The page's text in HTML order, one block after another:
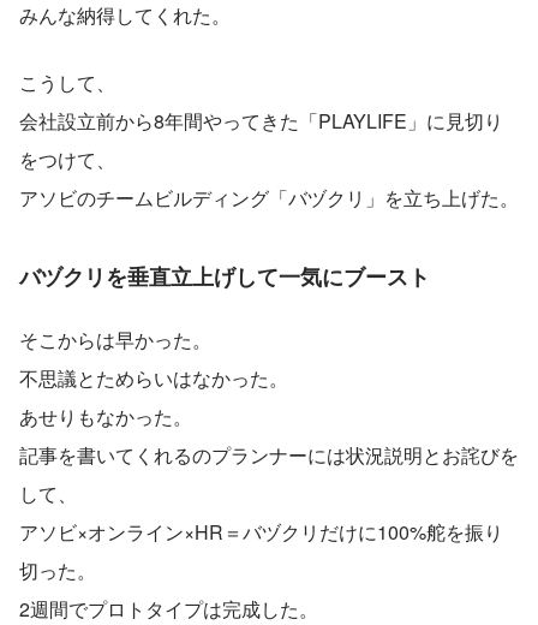
みんな納得してくれた。
こうして、
会社設立前から8年間やってきた「PLAYLIFE」に見切り
をつけて、
アソビのチームビルディング「バヅクリ」を立ち上げた。
バヅクリを垂直立上げして一気にブースト
そこからは早かった。
不思議とためらいはなかった。
あせりもなかった。
記事を書いてくれるのプランナーには状況説明とお詫びを
して、
アソビ×オンライン×HR＝バヅクリだけに100%舵を振り
切った。
2週間でプロトタイプは完成した。